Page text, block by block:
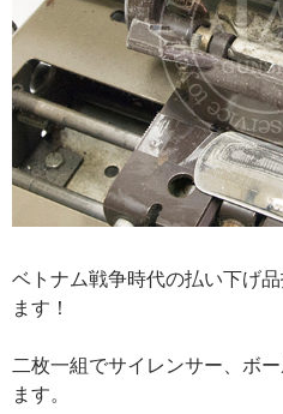
ベトナム戦争時代の払い下げ
ます！
二枚一組でサイレンサー、ボ
ます。